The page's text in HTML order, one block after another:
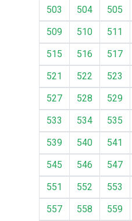
503
504 505
509
510 511
515
516 517
521
522 523
527
528 529
533
534 535
539
540 541
545
546 547
551
552 553
557
558 559